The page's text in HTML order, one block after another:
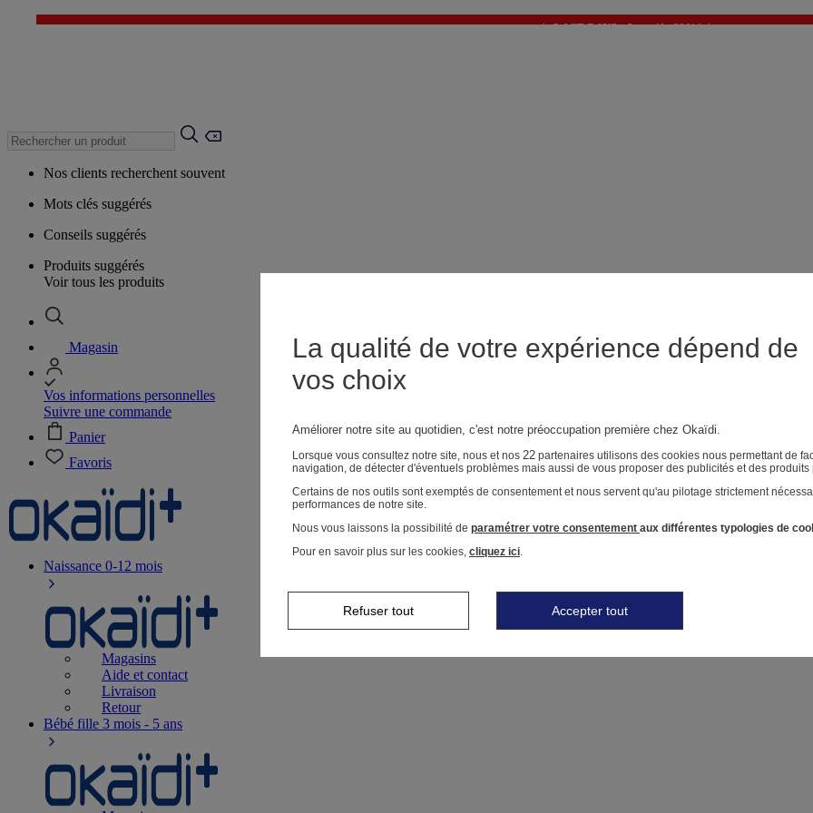
✨ LAST DAYS : Jusqu'à -60%* ✨
Nos clients recherchent souvent
Mots clés suggérés
Conseils suggérés
Produits suggérés
Voir tous les produits
Magasin
Vos informations personnelles
Suivre une commande
Panier
Favoris
Naissance 0-12 mois
Magasins
Aide et contact
Livraison
Retour
Bébé fille 3 mois - 5 ans
La qualité de votre expérience dépend de
vos choix
Améliorer notre site au quotidien, c'est notre préoccupation première chez Okaïdi.
Lorsque vous consultez notre site, nous et nos 22 partenaires utilisons des cookies nous permettant de
navigation, de détecter d'éventuels problèmes mais aussi de vous proposer des publicités et des
Certains de nos outils sont exemptés de consentement et nous servent qu'au pilotage strictement
performances de notre site.
Nous vous laissons la possibilité de paramétrer votre consentement aux différentes typologies de
Pour en savoir plus sur les cookies, cliquez ici.
Refuser tout Accepter tout